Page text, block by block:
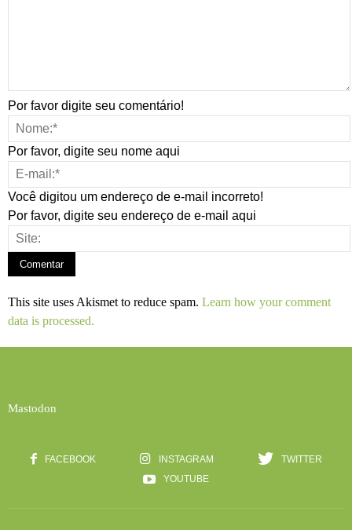
Por favor digite seu comentário!
Por favor, digite seu nome aqui
Você digitou um endereço de e-mail incorreto!
Por favor, digite seu endereço de e-mail aqui
This site uses Akismet to reduce spam. Learn how your comment
data is processed.
Mastodon
FACEBOOK INSTAGRAM
TWITTER
YOUTUBE